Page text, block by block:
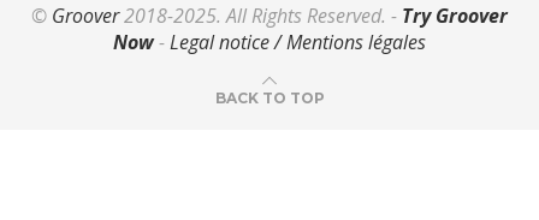
© Groover2018-2025. All Rights Reserved. - Try Groover
Now-Legal notice / Mentions légales
BACK TO TOP